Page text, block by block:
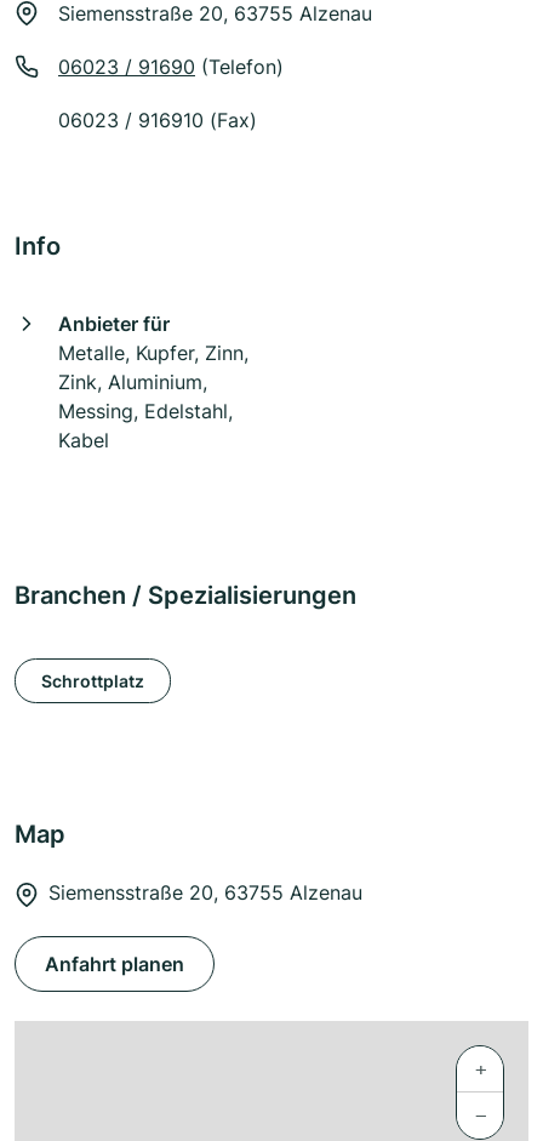
Siemensstraße 20, 63755 Alzenau
06023 / 91690 (Telefon)
06023 / 916910 (Fax)
Info
Anbieter für
Metalle, Kupfer, Zinn,
Zink, Aluminium,
Messing, Edelstahl,
Kabel
Branchen / Spezialisierungen
Schrottplatz
Map
Siemensstraße 20, 63755 Alzenau
Anfahrt planen
+
−